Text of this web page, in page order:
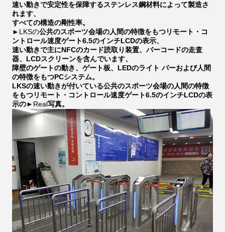
速い動きで安定性を保障するステンレス鋼材料によって製造さ
れます、
すべての構造の剛性率。
►LKSの公共のスポーツ会場の人間の特徴をもつリモート・コ
ントロール速度ゲート6.5のインチLCDの表示、
速い動きで主にNFCのカード読取り装置、バーコードの走査
器、LCDスクリーンを含んでいます、
障壁のゲートの動き、ゲート板、LEDのライト バーおよび人間
の特徴をもつPCシステム。
LKSの速い動きが付いている公共のスポーツ会場の人間の特徴
をもつリモート・コントロール速度ゲート6.5のインチLCDの表
示の►Real写真。